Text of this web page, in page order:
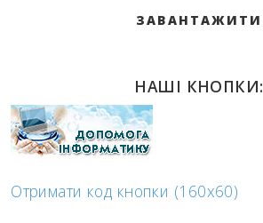
ЗАВАНТАЖИТИ
НАШІ КНОПКИ:
Отримати код кнопки (160x60)